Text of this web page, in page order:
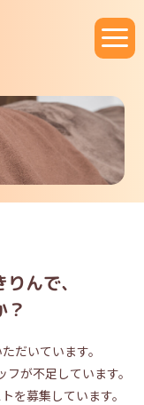
んで、
？
だいています。
が不足しています。
を募集しています。